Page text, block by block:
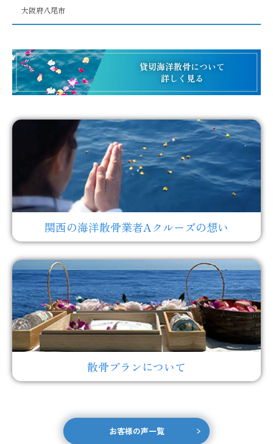
大阪府八尾市
貸切海洋散骨について
詳しく見る
関西の海洋散骨業者Aクルーズの想い
散骨プランについて
お客様の声一覧